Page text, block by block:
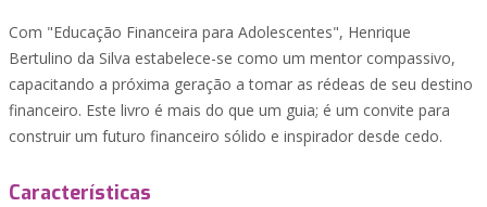
Com "Educação Financeira para Adolescentes", Henrique
Bertulino da Silva estabelece-se como um mentor compassivo,
capacitando a próxima geração a tomar as rédeas de seu destino
financeiro. Este livro é mais do que um guia; é um convite para
construir um futuro financeiro sólido e inspirador desde cedo.
Características